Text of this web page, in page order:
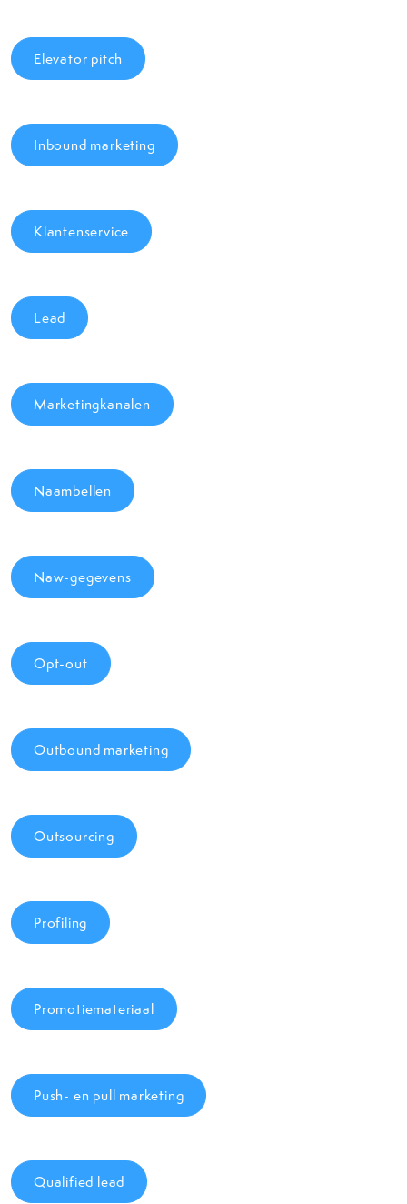
Elevator pitch
Inbound marketing
Klantenservice
Lead
Marketingkanalen
Naambellen
Naw-gegevens
Opt-out
Outbound marketing
Outsourcing
Profiling
Promotiemateriaal
Push- en pull marketing
Qualified lead